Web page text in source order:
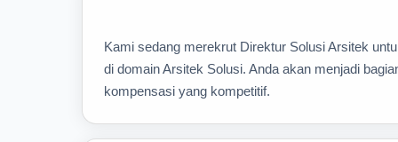
Kami sedang merekrut Direktur Solusi Arsitek
di domain Arsitek Solusi. Anda akan menjadi
kompensasi yang kompetitif.